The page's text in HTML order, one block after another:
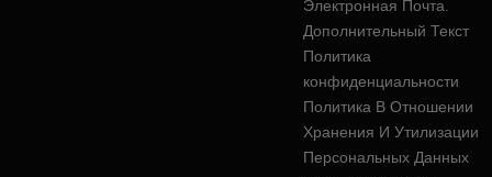
Электронная Почта.
Дополнительный Текст
Политика
конфиденциальности
Политика В Отношении
Хранения И Утилизации
Персональных Данных